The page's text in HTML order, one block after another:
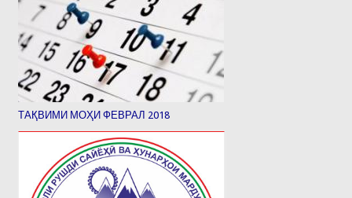
ТАҚВИМИ МОҲИ ФЕВРАЛ 2018